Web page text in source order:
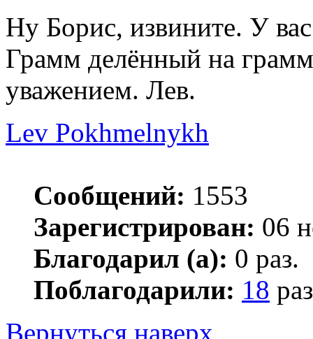
Ну Борис, извините. У
Грамм делённый на
уважением. Лев.
Lev Pokhmelnykh
Сообщений: 1553
Зарегистрирован: 06
Благодарил (а): 0 раз.
Поблагодарили: 18
Вернуться наверх